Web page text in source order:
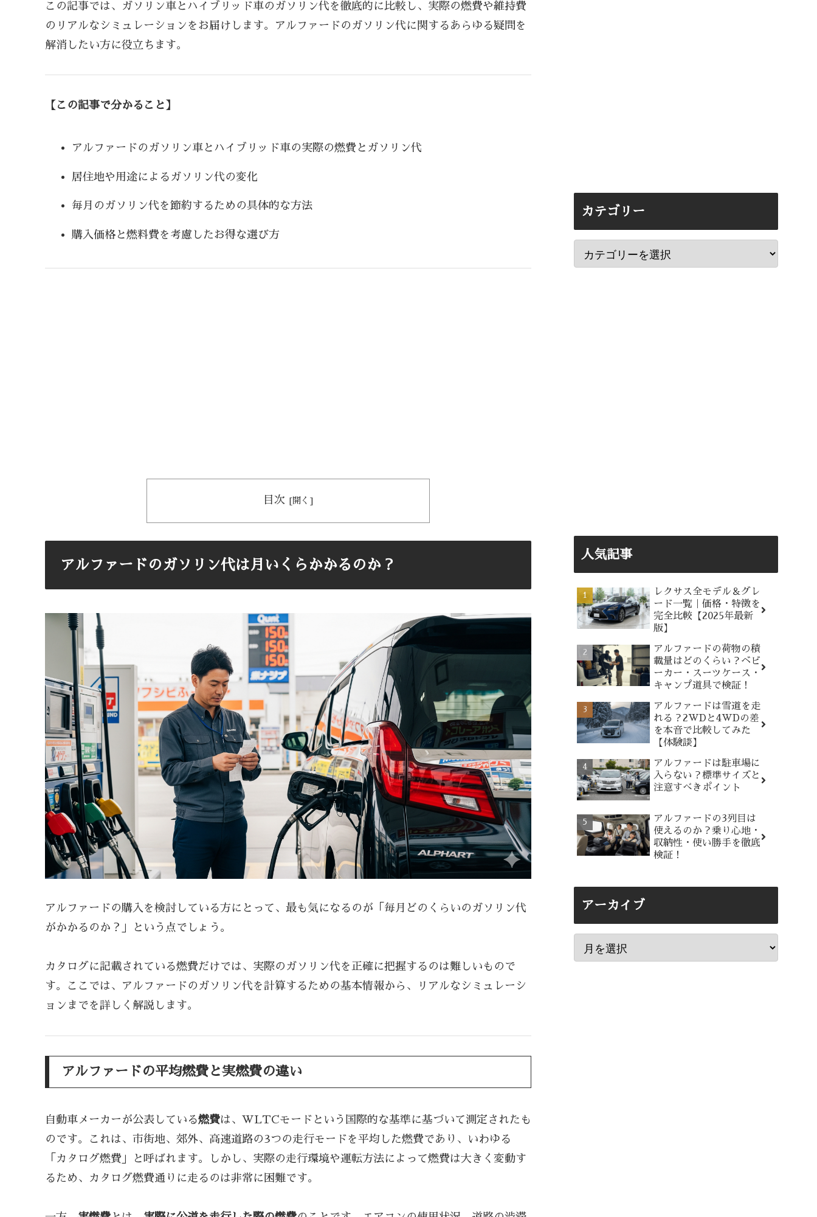
この記事では、ガソリン車とハイブリッド車のガソリン代を徹底的に比較し、実際の燃費や維持費
のリアルなシミュレーションをお届けします。アルファードのガソリン代に関するあらゆる疑問を
解消したい方に役立ちます。
【この記事で分かること】
アルファードのガソリン車とハイブリッド車の実際の燃費とガソリン代
居住地や用途によるガソリン代の変化
毎月のガソリン代を節約するための具体的な方法
購入価格と燃料費を考慮したお得な選び方
目次
アルファードのガソリン代は月いくらかかるのか？
アルファードの購入を検討している方にとって、最も気になるのが「毎月どのくらいのガソリン代
がかかるのか？」という点でしょう。
カタログに記載されている燃費だけでは、実際のガソリン代を正確に把握するのは難しいもので
す。ここでは、アルファードのガソリン代を計算するための基本情報から、リアルなシミュレーシ
ョンまでを詳しく解説します。
アルファードの平均燃費と実燃費の違い
自動車メーカーが公表している燃費は、WLTCモードという国際的な基準に基づいて測定されたも
のです。これは、市街地、郊外、高速道路の3つの走行モードを平均した燃費であり、いわゆる
「カタログ燃費」と呼ばれます。しかし、実際の走行環境や運転方法によって燃費は大きく変動す
るため、カタログ燃費通りに走るのは非常に困難です。
カテゴリー
人気記事
レクサス全モデル＆グレ
ード一覧｜価格・特徴を
完全比較【2025年最新
版】
アルファードの荷物の積
載量はどのくらい？ベビ
ーカー・スーツケース・
キャンプ道具で検証！
アルファードは雪道を走
れる？2WDと4WDの差
を本音で比較してみた
【体験談】
アルファードは駐車場に
入らない？標準サイズと
注意すべきポイント
アルファードの3列目は
使えるのか？乗り心地・
収納性・使い勝手を徹底
検証！
アーカイブ